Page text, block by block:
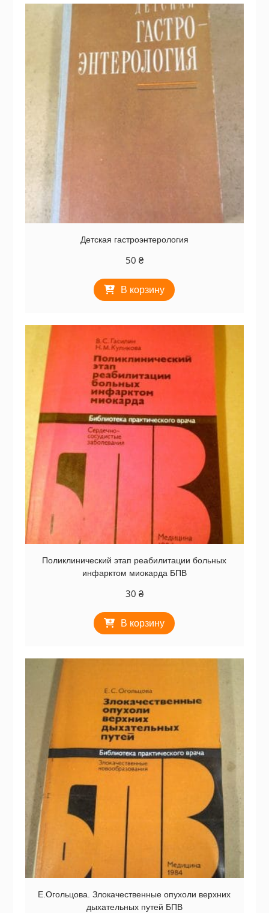
Детская гастроэнтерология
50 ₴
В корзину
Поликлинический этап реабилитации больных
инфарктом миокарда БПВ
30 ₴
В корзину
Е.Огольцова. Злокачественные опухоли верхних
дыхательных путей БПВ